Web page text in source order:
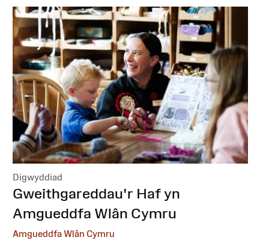
Digwyddiad
:Gweithgareddau'r Haf yn
Amgueddfa Wlân Cymru
Amgueddfa Wlân Cymru